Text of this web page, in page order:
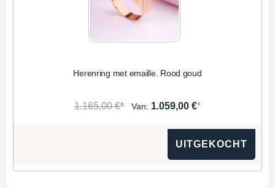
Herenring met emaille. Rood goud
1.165,00 €* Van: 1.059,00 €*
UITGEKOCHT